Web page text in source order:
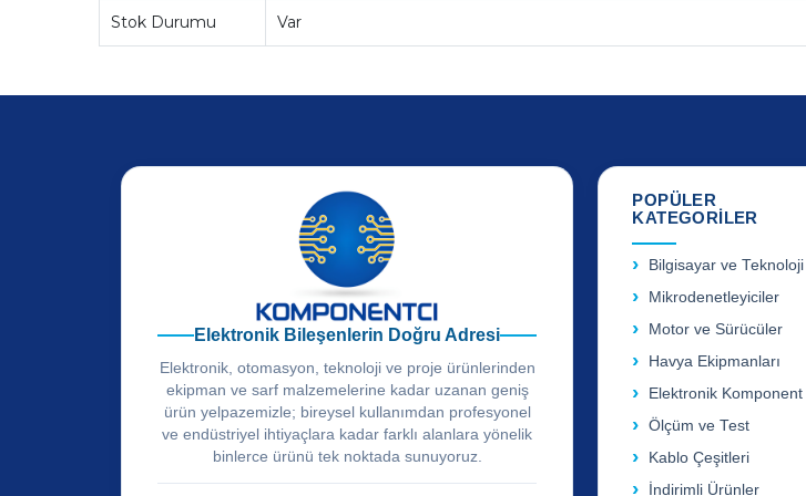
Stok Durumu Var
Elektronik Bileşenlerin Doğru Adresi
Elektronik, otomasyon, teknoloji ve proje ürünlerinden
ekipman ve sarf malzemelerine kadar uzanan geniş
ürün yelpazemizle; bireysel kullanımdan profesyonel
ve endüstriyel ihtiyaçlara kadar farklı alanlara yönelik
binlerce ürünü tek noktada sunuyoruz.
POPÜLER
KATEGORİLER
Bilgisayar ve Teknoloji
Mikrodenetleyiciler
Motor ve Sürücüler
Havya Ekipmanları
Elektronik Komponent
Ölçüm ve Test
Kablo Çeşitleri
İndirimli Ürünler